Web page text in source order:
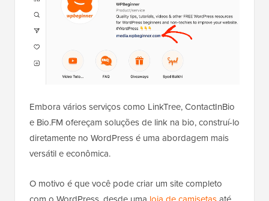
Embora vários serviços como LinkTree, ContactInBio
e Bio.FM ofereçam soluções de link na bio, construí-lo
diretamente no WordPress é uma abordagem mais
versátil e econômica.
O motivo é que você pode criar um site completo